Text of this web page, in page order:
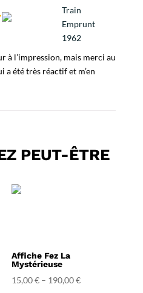
Train
Emprunt
1962
à l’impression, mais merci au
a été très réactif et m’en
PEUT-ÊTRE
Affiche Fez La
Mystérieuse
15,00€ – 190,00€